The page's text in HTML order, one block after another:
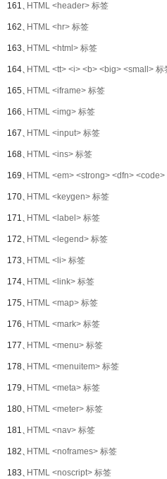
161、HTML <header> 标签
162、HTML <hr> 标签
163、HTML <html> 标签
164、HTML <tt> <i> <b> <big> <small> 标
165、HTML <iframe> 标签
166、HTML <img> 标签
167、HTML <input> 标签
168、HTML <ins> 标签
169、HTML <em> <strong> <dfn>
170、HTML <keygen> 标签
171、HTML <label> 标签
172、HTML <legend> 标签
173、HTML <li> 标签
174、HTML <link> 标签
175、HTML <map> 标签
176、HTML <mark> 标签
177、HTML <menu> 标签
178、HTML <menuitem> 标签
179、HTML <meta> 标签
180、HTML <meter> 标签
181、HTML <nav> 标签
182、HTML <noframes> 标签
183、HTML <noscript> 标签